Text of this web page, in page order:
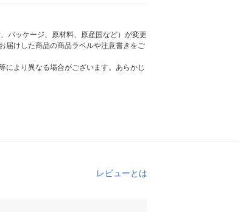
パッケージ、原材料、原産国など）が変更
届けした商品の商品ラベルや注意書きをご
により異なる場合がございます。あらかじ
レビューとは